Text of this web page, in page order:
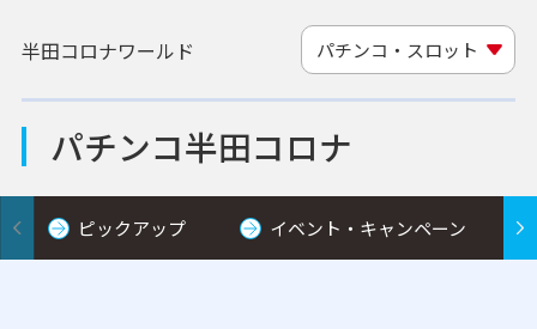
パチンコ半田コロナ
半田コロナワールド パチンコ・スロット
ピックアップ イベント・キャンペーン